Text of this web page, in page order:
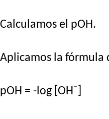
Calculamos el pOH.
Aplicamos la fórmula
pOH = -log [OH⁻]